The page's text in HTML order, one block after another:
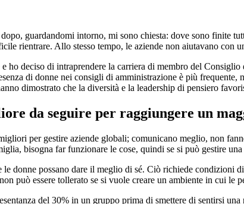
guardandomi intorno, mi sono chiesta: dove sono finite
rientrare. Allo stesso tempo, le aziende non aiutavano
ho deciso di intraprendere la carriera di membro del
di donne nei consigli di amministrazione è più frequente,
dimostrato che la diversità e la leadership di pensiero
da seguire per raggiungere un
per gestire aziende globali; comunicano meglio, non
bisogna far funzionare le cose, quindi se si può gestire
donne possano dare il meglio di sé. Ciò richiede
può essere tollerato se si vuole creare un ambiente in cui le
del 30% in un gruppo prima di smettere di sentirsi